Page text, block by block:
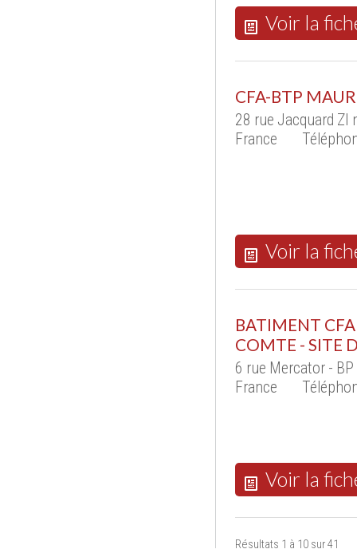
Voir la
CFA-BTP
28 rue Jacquard ZI
France
Voir la
BATIMENT
COMTE - SITE
6 rue Mercator - BP
France
Voir la
Résultats 1 à 10 sur 41